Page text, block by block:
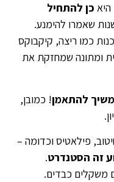
כן להתחיל
שאמרו להימנע.
כמו ריצה, קיקבוקס
ומתונה שמחזקת את
להתאמן! כמובן,
פילאטיס וכדומה –
זה הסטנדרט.
משקלים כבדים.